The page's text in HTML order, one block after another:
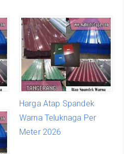
Harga Atap Spandek
Warna Teluknaga Per
Meter 2026